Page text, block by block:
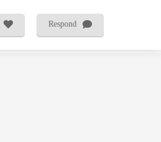
Respond